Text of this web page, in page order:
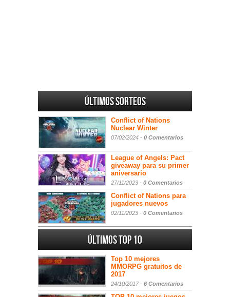
Últimos sorteos
Conflict of Nations
Nuclear Winter
07/02/2024 - 0 Comentarios
League of Angels: Pact
giveaway para su primer
aniversario
27/11/2023 - 0 Comentarios
Conflict of Nations para
jugadores nuevos
02/11/2023 - 0 Comentarios
Últimos Top 10
Top 10 mejores
MMORPG gratuitos de
2017
24/10/2017 - 6 Comentarios